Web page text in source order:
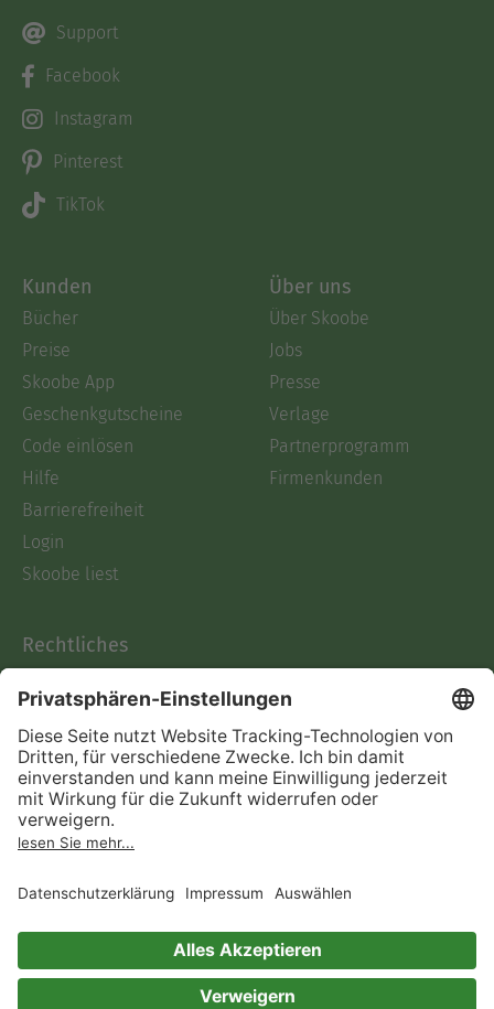
Support
Facebook
Instagram
Pinterest
TikTok
Kunden
Bücher
Preise
Skoobe App
Geschenkgutscheine
Code einlösen
Hilfe
Barrierefreiheit
Login
Skoobe liest
Über uns
Über Skoobe
Jobs
Presse
Verlage
Partnerprogramm
Firmenkunden
Rechtliches
AGB
Informationen nach Data
Act
Verträge hier kündigen
Impressum
Immer ein gutes Buch